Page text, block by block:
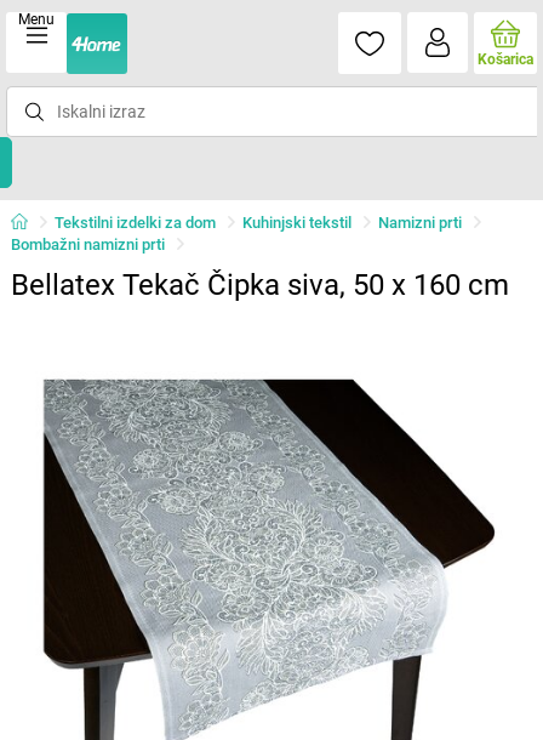
Menu
Košarica
Tekstilni izdelki za dom Kuhinjski tekstil
Namizni prti
Bombažni namizni prti
Bellatex Tekač Čipka siva, 50 x 160 cm